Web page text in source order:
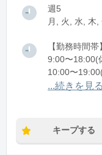
週5
月, 火, 水, 木,
【勤務時間
9:00〜18:00(
10:00〜
11:00〜
※残業：1〜
...続きを見る
キープする